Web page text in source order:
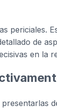
periciales.
de
en la